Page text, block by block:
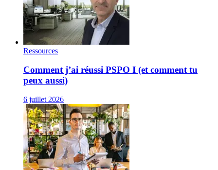
Ressources
Comment j’ai réussi PSPO I (et comment tu
peux aussi)
6 juillet 2026